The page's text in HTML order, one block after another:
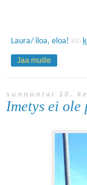
Laura/ iloa, eloa! klo
Jaa muille
sunnuntai 10.
Imetys ei ole